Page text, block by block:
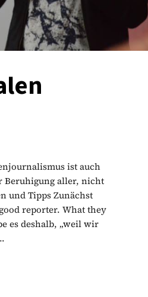
ist auch
Beruhigung aller, nicht
und Tipps Zunächst
reporter. What they
es deshalb, „weil wir